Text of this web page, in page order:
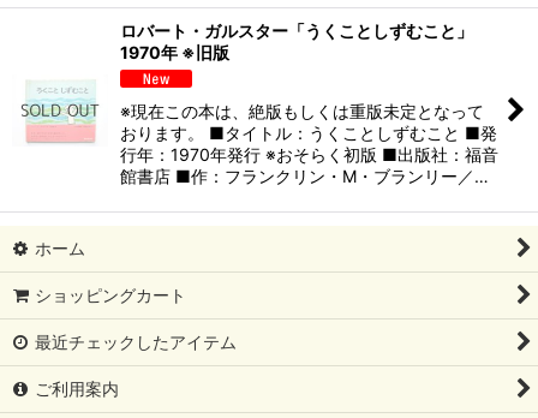
ロバート・ガルスター「うくことしずむこと」
1970年 ※旧版
※現在この本は、絶版もしくは重版未定となって
おります。 ■タイトル：うくことしずむこと ■発
行年：1970年発行 ※おそらく初版 ■出版社：福音
館書店 ■作：フランクリン・M・ブランリー／…
ホーム
ショッピングカート
最近チェックしたアイテム
ご利用案内